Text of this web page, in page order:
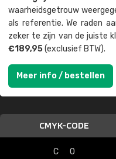
waarheids­­getrouw
als referentie. We raden
zeker te zijn van de juiste
€189,95(exclusief BTW).
Meer info / bestellen
CMYK-CODE
C
0